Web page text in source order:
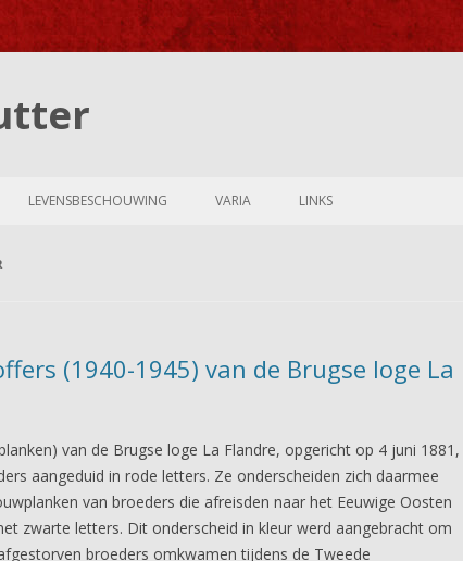
LEVENSBESCHOUWING VARIA LINKS
(1940-1945) van de Brugse loge La
van de Brugse loge La Flandre, opgericht op 4 juni 1881,
aangeduid in rode letters. Ze onderscheiden zich daarmee
van broeders die afreisden naar het Eeuwige Oosten
zwarte letters. Dit onderscheid in kleur werd aangebracht om
broeders omkwamen tijdens de Tweede